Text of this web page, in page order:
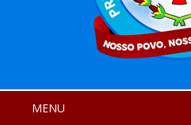
MENU